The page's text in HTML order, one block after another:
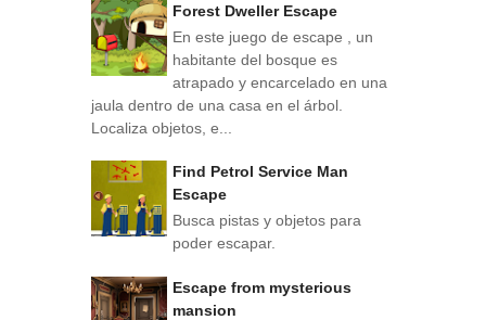
Forest Dweller Escape
En este juego de escape , un
habitante del bosque es
atrapado y encarcelado en una
jaula dentro de una casa en el árbol.
Localiza objetos, e...
Find Petrol Service Man
Escape
Busca pistas y objetos para
poder escapar.
Escape from mysterious
mansion